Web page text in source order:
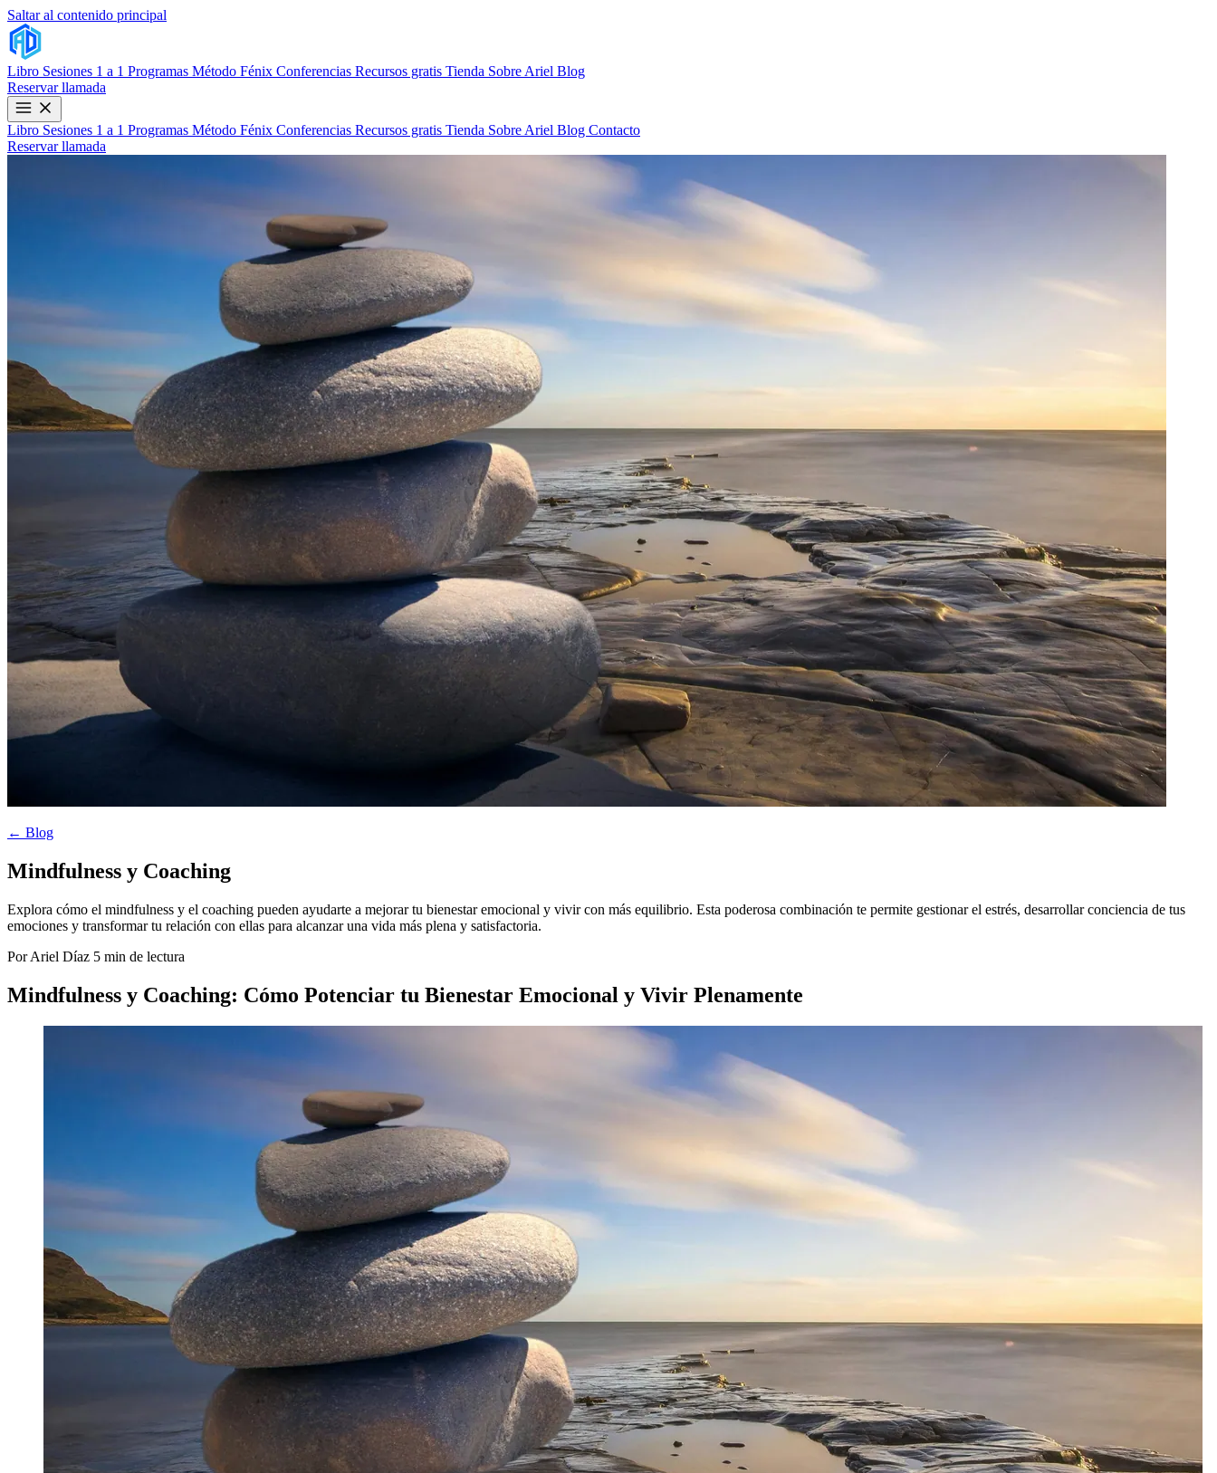
Saltar al contenido principal
Libro Sesiones 1 a 1 Programas Método Fénix Conferencias Recursos gratis Tienda Sobre Ariel Blog
Reservar llamada
Libro Sesiones 1 a 1 Programas Método Fénix Conferencias Recursos gratis Tienda Sobre Ariel Blog Contacto
Reservar llamada
← Blog
Mindfulness y Coaching
Explora cómo el mindfulness y el coaching pueden ayudarte a mejorar tu bienestar emocional y vivir con más equilibrio. Esta poderosa combinación te permite gestionar el estrés, desarrollar conciencia de tus
emociones y transformar tu relación con ellas para alcanzar una vida más plena y satisfactoria.
Por Ariel Díaz 5 min de lectura
Mindfulness y Coaching: Cómo Potenciar tu Bienestar Emocional y Vivir Plenamente